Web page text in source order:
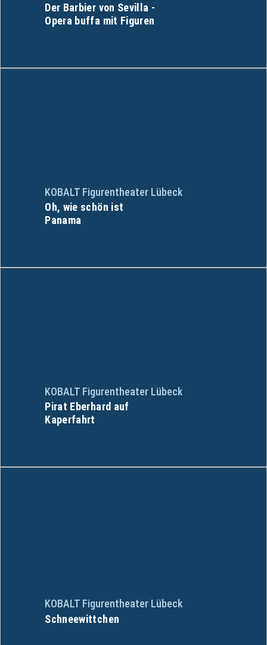
Der Barbier von Sevilla -
Opera buffa mit Figuren
KOBALT Figurentheater Lübeck
Oh, wie schön ist
Panama
KOBALT Figurentheater Lübeck
Pirat Eberhard auf
Kaperfahrt
KOBALT Figurentheater Lübeck
Schneewittchen